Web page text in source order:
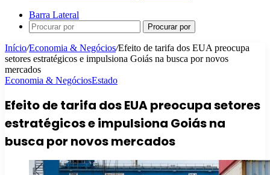
Barra Lateral
Procurar por
Início/Economia & Negócios/Efeito de tarifa dos EUA preocupa
setores estratégicos e impulsiona Goiás na busca por novos
mercados
Economia & NegóciosEstado
Efeito de tarifa dos EUA preocupa setores
estratégicos e impulsiona Goiás na
busca por novos mercados